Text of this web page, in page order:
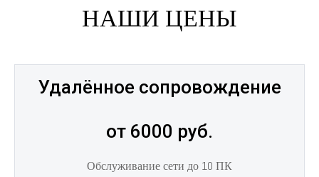
НАШИ ЦЕНЫ
Удалённое сопровождение
от 6000 руб.
Обслуживание сети до 10 ПК